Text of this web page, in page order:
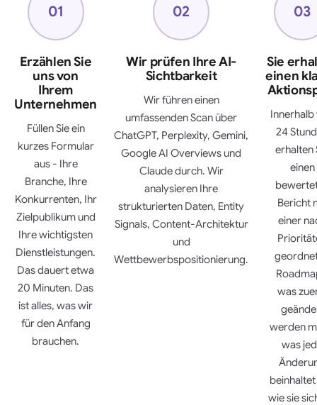
01
Erzählen Sie
uns von
Ihrem
Unternehmen
Füllen Sie ein
kurzes Formular
aus - Ihre
Branche, Ihre
Konkurrenten, Ihr
Zielpublikum und
Ihre wichtigsten
Dienstleistungen.
Das dauert etwa
20 Minuten. Das
ist alles, was wir
für den Anfang
brauchen.
02
Wir prüfen Ihre AI-
Sichtbarkeit
Wir führen einen
umfassenden Scan über
ChatGPT, Perplexity, Gemini,
Google AI Overviews und
Claude durch. Wir
analysieren Ihre
strukturierten Daten, Entity
Signals, Content-Architektur
und
Wettbewerbspositionierung.
03
Sie
einen
Innerhalb
24
erhalten
einen
Bericht
einer
was
werden
was
wie sie